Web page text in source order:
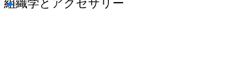
組織学とアクセサリー